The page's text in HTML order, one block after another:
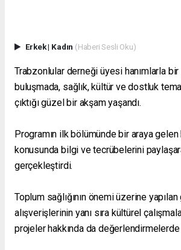
Erkek| Kadın (Haberi Sesli Oku)
Trabzonlular derneği üyesi hanımlarla
buluşmada, sağlık, kültür ve dostluk
çıktığı güzel bir akşam yaşandı.
Programın ilk bölümünde bir araya gelen
konusunda bilgi ve tecrübelerini
gerçekleştirdi.
Toplum sağlığının önemi üzerine
alışverişlerinin yanı sıra kültürel
projeler hakkında da değerlendirmelerde